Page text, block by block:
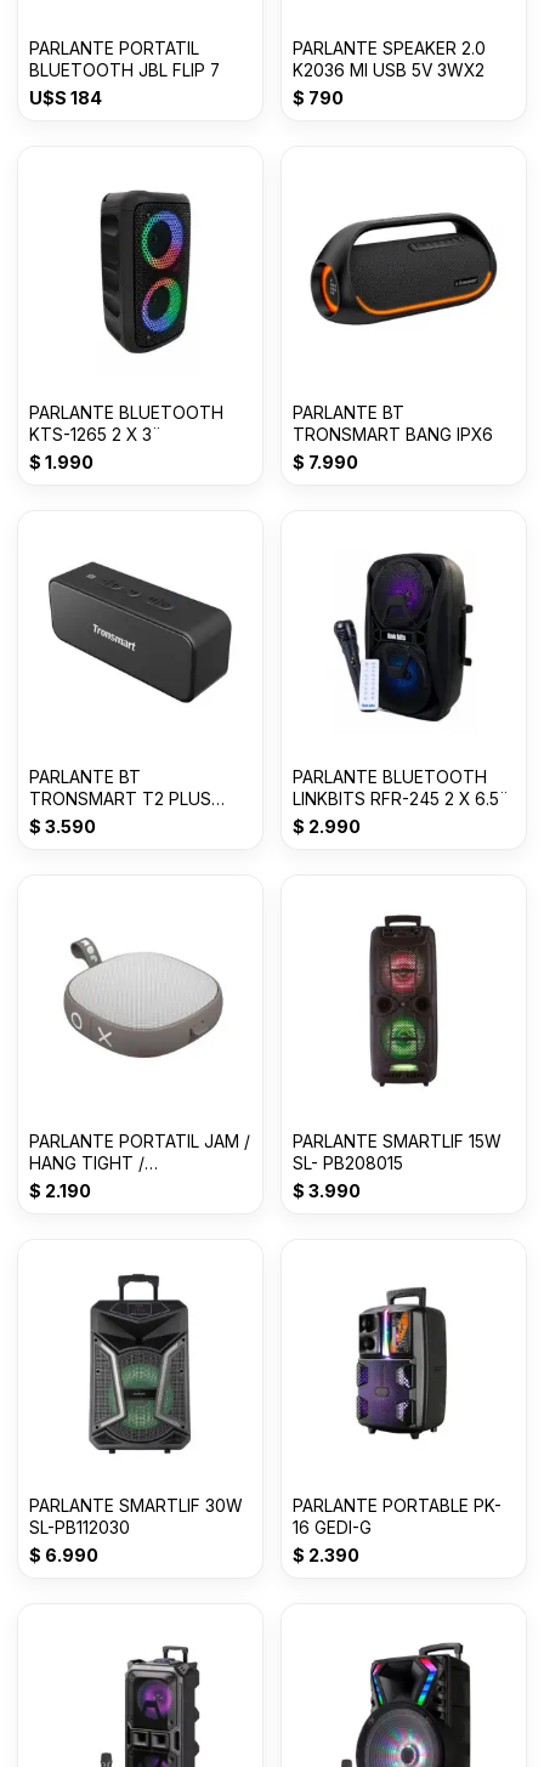
PARLANTE PORTATIL
BLUETOOTH JBL FLIP 7
U$S 184
PARLANTE SPEAKER 2.0
K2036 MI USB 5V 3WX2
$ 790
PARLANTE BLUETOOTH
KTS-1265 2 X 3¨
$ 1.990
PARLANTE BT
TRONSMART BANG IPX6
$ 7.990
PARLANTE BT
TRONSMART T2 PLUS
MICRO SD / 20W / 24 HS /
$ 3.590
PARLANTE BLUETOOTH
LINKBITS RFR-245 2 X 6.5¨
$ 2.990
PARLANTE PORTATIL JAM /
HANG TIGHT /
BLUETOOTH / GRIS
$ 2.190
PARLANTE SMARTLIF 15W
SL- PB208015
$ 3.990
PARLANTE SMARTLIF 30W
SL-PB112030
$ 6.990
PARLANTE PORTABLE PK-
16 GEDI-G
$ 2.390